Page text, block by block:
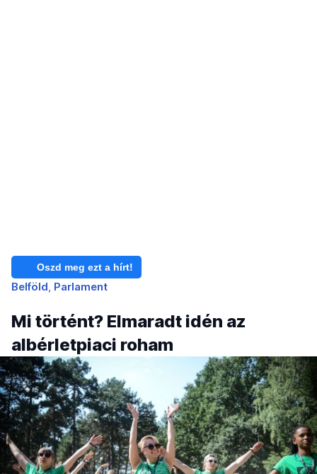
Oszd meg ezt a hírt!
Belföld Parlament
Mi történt? Elmaradt idén az
albérletpiaci roham